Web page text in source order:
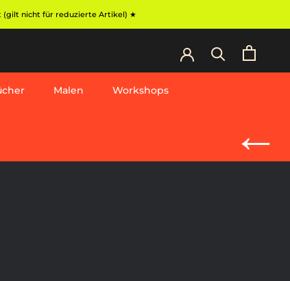
(gilt nicht für reduzierte Artikel) ★
Malen
Workshops
←